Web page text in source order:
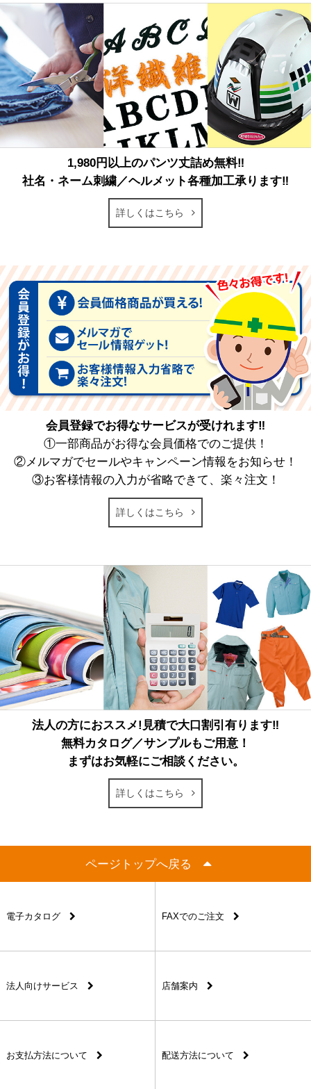
1,980円以上のパンツ丈詰め無料‼
社名・ネーム刺繍／ヘルメット各種加工承ります‼
詳しくはこちら
会員登録でお得なサービスが受けれます‼
①一部商品がお得な会員価格でのご提供！
②メルマガでセールやキャンペーン情報をお知らせ！
③お客様情報の入力が省略できて、楽々注文！
詳しくはこちら
法人の方におススメ!見積で大口割引有ります‼
無料カタログ／サンプルもご用意！
まずはお気軽にご相談ください。
詳しくはこちら
ページトップへ戻る
電子カタログ FAXでのご注文
法人向けサービス 店舗案内
お支払方法について 配送方法について